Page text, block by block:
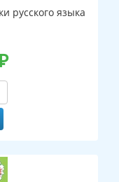
русского языка